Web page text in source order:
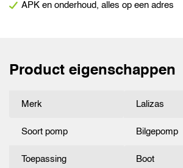
APK en onderhoud, alles op een adres
Product eigenschappen
Merk Lalizas
Soort pomp Bilgepomp
Toepassing Boot